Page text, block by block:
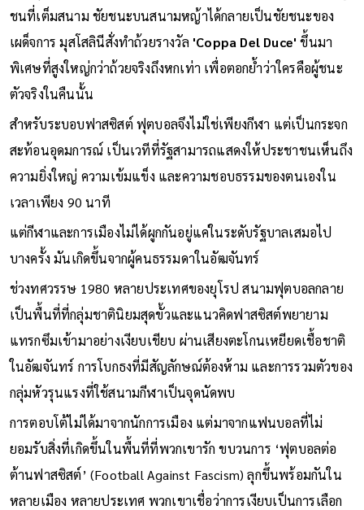
ชนที่เต็มสนาม ชัยชนะบนสนามหญ้าได้กลายเป็นชัยชนะของ
เผด็จการ มุสโสลินีสั่งทำถ้วยรางวัล 'Coppa Del Duce' ขึ้นมา
พิเศษที่สูงใหญ่กว่าถ้วยจริงถึงหกเท่า เพื่อตอกย้ำว่าใครคือผู้ชนะ
ตัวจริงในคืนนั้น
สำหรับระบอบฟาสซิสต์ ฟุตบอลจึงไม่ใช่เพียงกีฬา แต่เป็นกระจก
สะท้อนอุดมการณ์ เป็นเวทีที่รัฐสามารถแสดงให้ประชาชนเห็นถึง
ความยิ่งใหญ่ ความเข้มแข็ง และความชอบธรรมของตนเองใน
เวลาเพียง 90 นาที
แต่กีฬาและการเมืองไม่ได้ผูกกันอยู่แค่ในระดับรัฐบาลเสมอไป
บางครั้ง มันเกิดขึ้นจากผู้คนธรรมดาในอัฒจันทร์
ช่วงทศวรรษ 1980 หลายประเทศของยุโรป สนามฟุตบอลกลาย
เป็นพื้นที่ที่กลุ่มชาตินิยมสุดขั้วและแนวคิดฟาสซิสต์พยายาม
แทรกซึมเข้ามาอย่างเงียบเชียบ ผ่านเสียงตะโกนเหยียดเชื้อชาติ
ในอัฒจันทร์ การโบกธงที่มีสัญลักษณ์ต้องห้าม และการรวมตัวของ
กลุ่มหัวรุนแรงที่ใช้สนามกีฬาเป็นจุดนัดพบ
การตอบโต้ไม่ได้มาจากนักการเมือง แต่มาจากแฟนบอลที่ไม่
ยอมรับสิ่งที่เกิดขึ้นในพื้นที่ที่พวกเขารัก ขบวนการ ‘ฟุตบอลต่อ
ต้านฟาสซิสต์’ (Football Against Fascism) ลุกขึ้นพร้อมกันใน
หลายเมือง หลายประเทศ พวกเขาเชื่อว่าการเงียบเป็นการเลือก